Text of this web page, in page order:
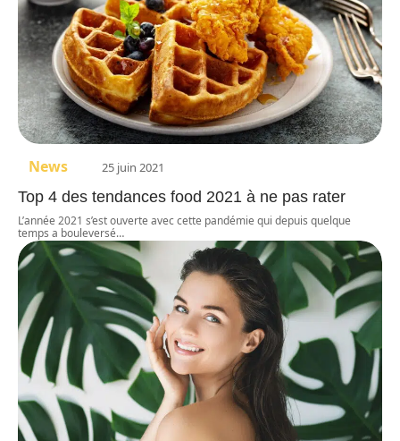
News 25 juin 2021
Top 4 des tendances food 2021 à ne pas rater
L’année 2021 s’est ouverte avec cette pandémie qui depuis quelque
temps a bouleversé…